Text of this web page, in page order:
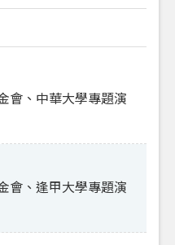
會、中華大學專題演
會、逢甲大學專題演